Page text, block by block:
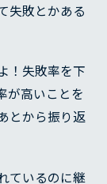
失敗とかある
！失敗率を下
が高いことを
とから振り返
ているのに継